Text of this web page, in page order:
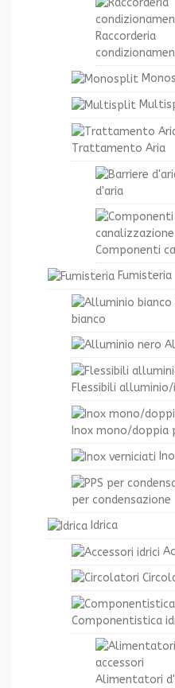
Raccorderia
Trattamento Aria
d'aria
Componenti
Fumisteria
bianco
Flessibili
Inox mono/doppia
per condensazione
Idrica
Componentistica
Alimentatori